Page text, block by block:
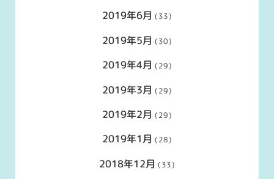
2019年6月 (33)
2019年5月 (30)
2019年4月 (29)
2019年3月 (29)
2019年2月 (29)
2019年1月 (28)
2018年12月 (33)